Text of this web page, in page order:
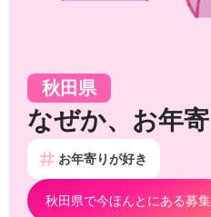
秋田県
なぜか、お年
お年寄りが好き
秋田県で今ほんとにある募集